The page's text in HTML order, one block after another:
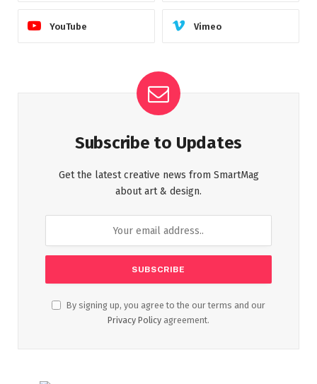
YouTube Vimeo
Subscribe to Updates
Get the latest creative news from SmartMag
about art & design.
By signing up, you agree to the our terms and our
Privacy Policy agreement.